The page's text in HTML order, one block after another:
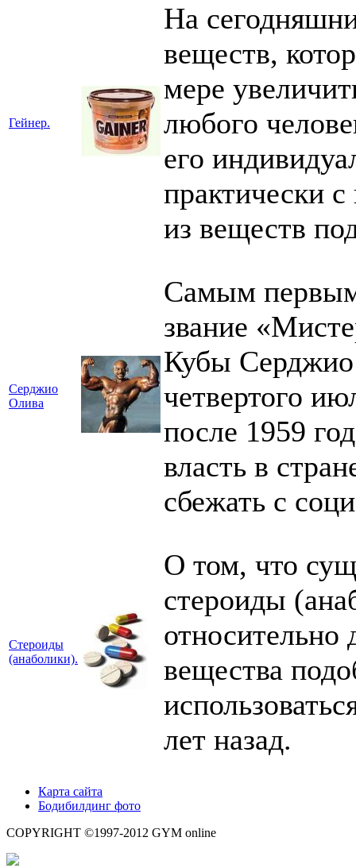
Гейнер.
На
веществ,
мере
любого
его
практически
из веществ
Серджио
Олива
Самым
звание
Кубы Серджио
четвертого
после 1959
власть в
сбежать с
Стероиды
(анаболики).
О том, что
стероиды
относительно
вещества
лет назад.
Карта сайта
Бодибилдинг фото
COPYRIGHT ©1997-2012 GYM online